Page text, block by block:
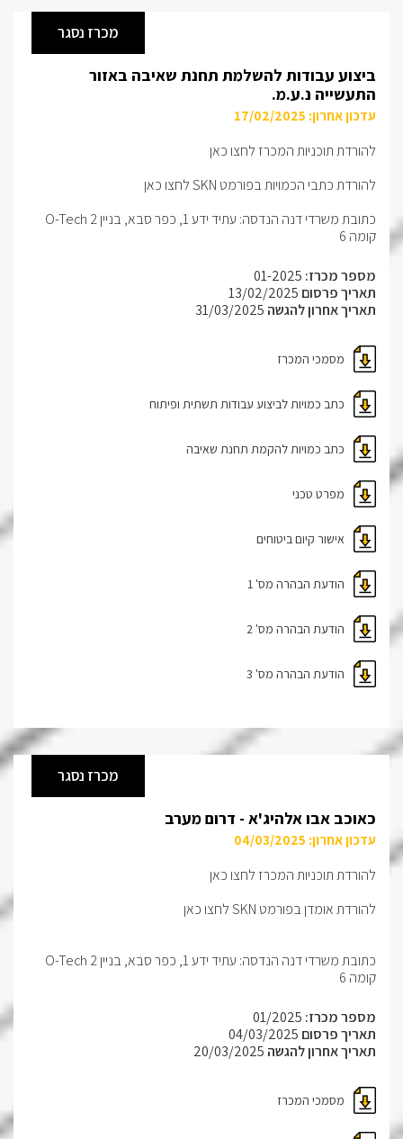
מכרז נסגר
ביצוע עבודות להשלמת תחנת שאיבה באזור
התעשייה נ.ע.מ.
עדכון אחרון: 17/02/2025
להורדת תוכניות המכרז לחצו כאן
להורדת כתבי הכמויות בפורמט SKN לחצו כאן
כתובת משרדי דנה הנדסה: עתיד ידע 1, כפר סבא, בניין O-Tech 2
קומה 6
מספר מכרז: 01-2025
תאריך פרסום 13/02/2025
תאריך אחרון להגשה 31/03/2025
מסמכי המכרז
כתב כמויות לביצוע עבודות תשתית ופיתוח
כתב כמויות להקמת תחנת שאיבה
מפרט טכני
אישור קיום ביטוחים
הודעת הבהרה מס' 1
הודעת הבהרה מס' 2
הודעת הבהרה מס' 3
מכרז נסגר
כאוכב אבו אלהיג'א - דרום מערב
עדכון אחרון: 04/03/2025
להורדת תוכניות המכרז לחצו כאן
להורדת אומדן בפורמט SKN לחצו כאן
כתובת משרדי דנה הנדסה: עתיד ידע 1, כפר סבא, בניין O-Tech 2
קומה 6
מספר מכרז: 01/2025
תאריך פרסום 04/03/2025
תאריך אחרון להגשה 20/03/2025
מסמכי המכרז